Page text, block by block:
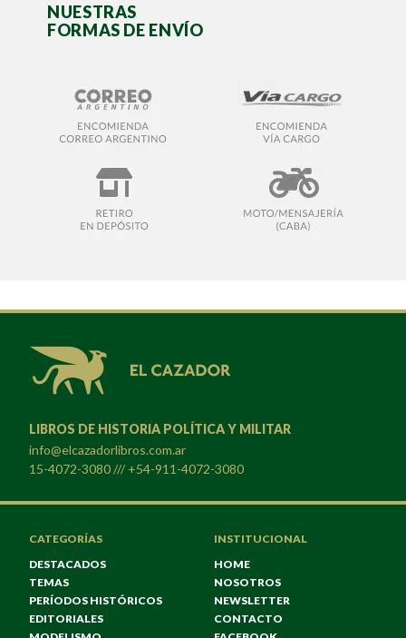
NUESTRAS
FORMAS DE ENVÍO
LIBROS DE HISTORIA POLÍTICA Y MILITAR
info@elcazadorlibros.com.ar
15-4072-3080 /// +54-911-4072-3080
CATEGORÍAS
DESTACADOS
TEMAS
PERÍODOS HISTÓRICOS
EDITORIALES
INSTITUCIONAL
HOME
NOSOTROS
NEWSLETTER
CONTACTO